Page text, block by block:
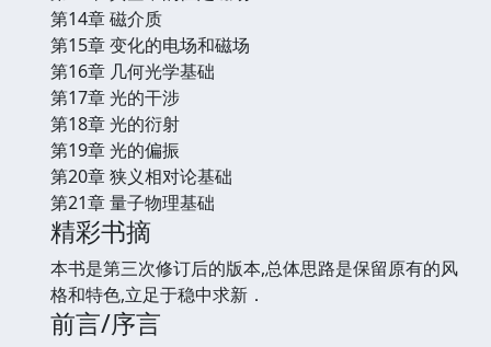
第14章 磁介质
第15章 变化的电场和磁场
第16章 几何光学基础
第17章 光的干涉
第18章 光的衍射
第19章 光的偏振
第20章 狭义相对论基础
第21章 量子物理基础
精彩书摘
本书是第三次修订后的版本,总体思路是保留原有的风
格和特色,立足于稳中求新．
前言/序言